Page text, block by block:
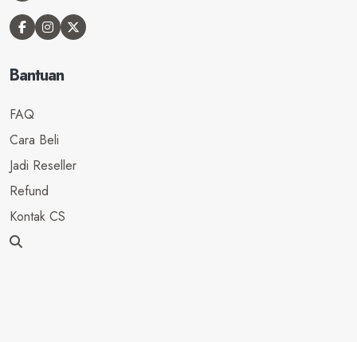
Bantuan
FAQ
Cara Beli
Jadi Reseller
Refund
Kontak CS